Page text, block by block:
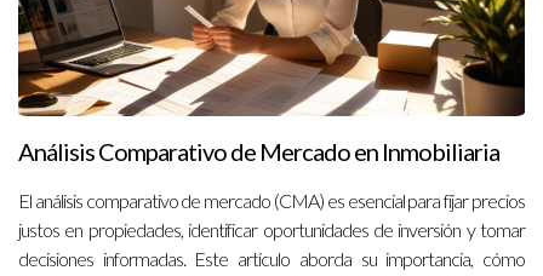
Análisis Comparativo de Mercado en Inmobiliaria
El análisis comparativo de mercado (CMA) es esencial para fijar precios
justos en propiedades, identificar oportunidades de inversión y tomar
decisiones informadas. Este artículo aborda su importancia, cómo